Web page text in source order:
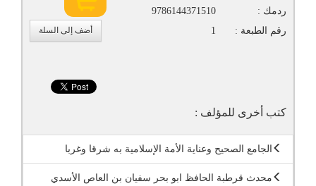
أضف إلى السلة
ردمك :
9786144371510
رقم الطبعة :
1
كتب أخرى للمؤلف :
الجامع الصحيح وعناية الأمة الإسلامية به شرقا وغربا
محدث قرطبة الحافظ ابو بحر سفيان بن العاص الأسدي